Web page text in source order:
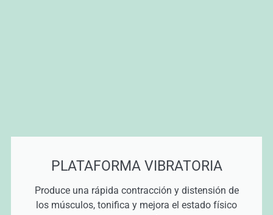
PLATAFORMA VIBRATORIA
Produce una rápida contracción y distensión de
los músculos, tonifica y mejora el estado físico